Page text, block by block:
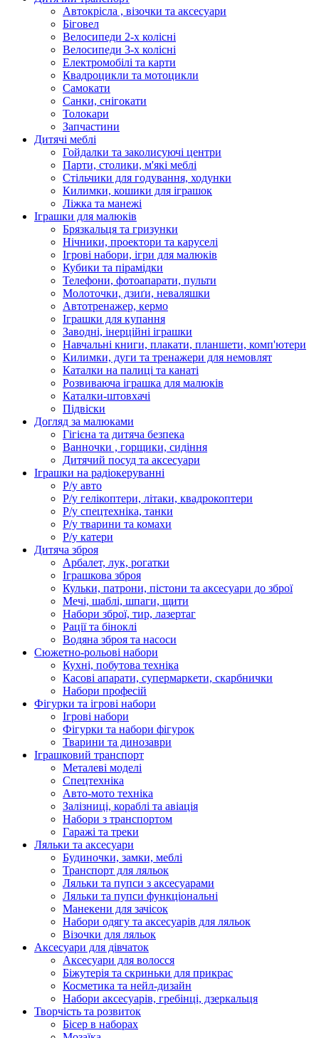
Автокрісла , візочки та аксесуари
Біговел
Велосипеди 2-х колісні
Велосипеди 3-х колісні
Електромобілі та карти
Квадроцикли та мотоцикли
Самокати
Санки, снігокати
Толокари
Запчастини
Дитячі меблі
Гойдалки та заколисуючі центри
Парти, столики, м'які меблі
Стільчики для годування, ходунки
Килимки, кошики для іграшок
Ліжка та манежі
Іграшки для малюків
Брязкальця та гризунки
Нічники, проектори та каруселі
Ігрові набори, ігри для малюків
Кубики та пірамідки
Телефони, фотоапарати, пульти
Молоточки, дзиґи, неваляшки
Автотренажер, кермо
Іграшки для купання
Заводні, інерційні іграшки
Навчальні книги, плакати, планшети, комп'ютери
Килимки, дуги та тренажери для немовлят
Каталки на палиці та канаті
Розвиваюча іграшка для малюків
Каталки-штовхачі
Підвіски
Догляд за малюками
Гігієна та дитяча безпека
Ванночки , горщики, сидіння
Дитячий посуд та аксесуари
Іграшки на радіокеруванні
Р/у авто
Р/у гелікоптери, літаки, квадрокоптери
Р/у спецтехніка, танки
Р/у тварини та комахи
Р/у катери
Дитяча зброя
Арбалет, лук, рогатки
Іграшкова зброя
Кульки, патрони, пістони та аксесуари до зброї
Мечі, шаблі, шпаги, щити
Набори зброї, тир, лазертаг
Рації та біноклі
Водяна зброя та насоси
Сюжетно-рольові набори
Кухні, побутова техніка
Касові апарати, супермаркети, скарбнички
Набори професій
Фігурки та ігрові набори
Ігрові набори
Фігурки та набори фігурок
Тварини та динозаври
Іграшковий транспорт
Металеві моделі
Спецтехніка
Авто-мото техніка
Залізниці, кораблі та авіація
Набори з транспортом
Гаражі та треки
Ляльки та аксесуари
Будиночки, замки, меблі
Транспорт для ляльок
Ляльки та пупси з аксесуарами
Ляльки та пупси функціональні
Манекени для зачісок
Набори одягу та аксесуарів для ляльок
Візочки для ляльок
Аксесуари для дівчаток
Аксесуари для волосся
Біжутерія та скриньки для прикрас
Косметика та нейл-дизайн
Набори аксесуарів, гребінці, дзеркальця
Творчість та розвиток
Бісер в наборах